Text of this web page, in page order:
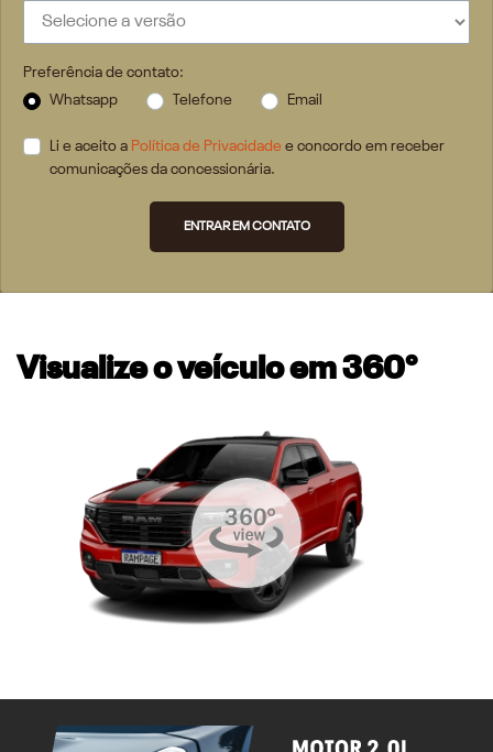
Preferência de contato:
Whatsapp
Telefone Email
Li e aceito a Política de Privacidade e concordo em receber
comunicações da concessionária.
ENTRAR EM CONTATO
Visualize o veículo em 360°